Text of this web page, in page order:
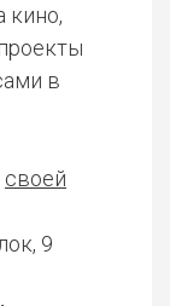
кино,
в
своей
9